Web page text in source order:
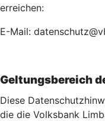
erreichen:
E-Mail:
Geltungsbereich
Diese
die die Volksbank